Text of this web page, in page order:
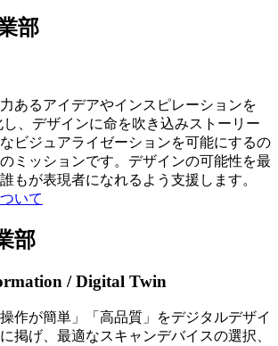
部
あるアイデアやインスピレーションを
、デザインに命を吹き込みストーリー
ビジュアライゼーションを可能にするの
ミッションです。デザインの可能性を最
もが表現者になれるよう支援します。
いて
部
/ Digital Twin
作が簡単」「高品質」をデジタルデザイ
掲げ、最適なスキャンデバイスの選択、